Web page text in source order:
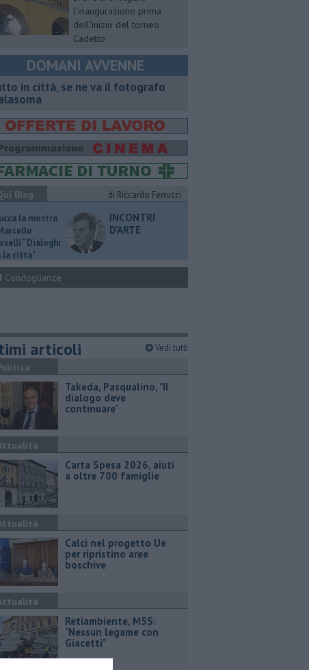
l'inaugurazione prima
dell'inizio del torneo
Cadetto
DOMANI AVVENNE
in città, se ne va il fotografo
Blog
di Riccardo Ferrucci
la mostra
“Dialoghi
la città"
INCONTRI
D'ARTE
Condoglianze
articoli Vedi tutti
Takeda, Pasqualino, "Il
dialogo deve
continuare"
Carta Spesa 2026, aiuti
a oltre 700 famiglie
Calci nel progetto Ue
per ripristino aree
boschive
Retiambiente, M5S:
"Nessun legame con
Giacetti"